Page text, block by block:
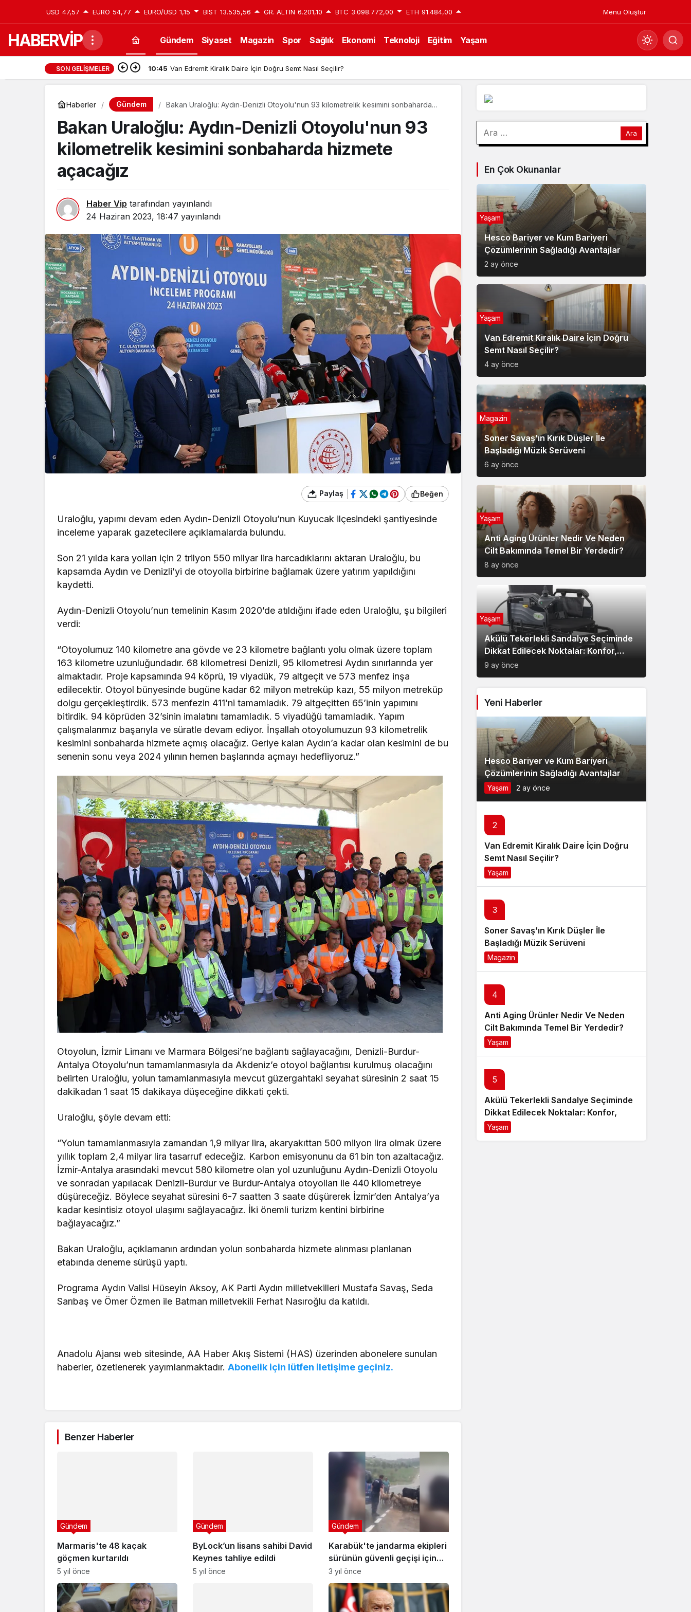
USD 47,57 EURO 54,77 EURO/USD 1,15 BIST 13.535,56 GR. ALTIN 6.201,10 BTC 3.098.772,00 ETH 91.484,00 Menü Oluştur
HABERVİP Gündem Siyaset Magazin Spor Sağlık Ekonomi Teknoloji Eğitim Yaşam
Mod
değiştir
Gece modunu seçin.
Sistem Modu
Sistem modunu seçin.
SON GELIŞMELER 10:45 Van Edremit Kiralık Daire İçin Doğru Semt Nasıl Seçilir?
Haberler Gündem
Bakan Uraloğlu: Aydın-Denizli Otoyolu'nun 93 kilometrelik kesimini sonbaharda
Bakan Uraloğlu: Aydın-Denizli Otoyolu'nun 93
kilometrelik kesimini sonbaharda hizmete
açacağız
Haber Vip tarafından yayınlandı
24 Haziran 2023, 18:47 yayınlandı
Paylaş Beğen
Uraloğlu, yapımı devam eden Aydın-Denizli Otoyolu’nun Kuyucak ilçesindeki şantiyesinde
inceleme yaparak gazetecilere açıklamalarda bulundu.
Son 21 yılda kara yolları için 2 trilyon 550 milyar lira harcadıklarını aktaran Uraloğlu, bu
kapsamda Aydın ve Denizli’yi de otoyolla birbirine bağlamak üzere yatırım yapıldığını
kaydetti.
Aydın-Denizli Otoyolu’nun temelinin Kasım 2020’de atıldığını ifade eden Uraloğlu, şu bilgileri
verdi:
“Otoyolumuz 140 kilometre ana gövde ve 23 kilometre bağlantı yolu olmak üzere toplam
163 kilometre uzunluğundadır. 68 kilometresi Denizli, 95 kilometresi Aydın sınırlarında yer
almaktadır. Proje kapsamında 94 köprü, 19 viyadük, 79 altgeçit ve 573 menfez inşa
edilecektir. Otoyol bünyesinde bugüne kadar 62 milyon metreküp kazı, 55 milyon metreküp
dolgu gerçekleştirdik. 573 menfezin 411’ni tamamladık. 79 altgeçitten 65’inin yapımını
bitirdik. 94 köprüden 32’sinin imalatını tamamladık. 5 viyadüğü tamamladık. Yapım
çalışmalarımız başarıyla ve süratle devam ediyor. İnşallah otoyolumuzun 93 kilometrelik
kesimini sonbaharda hizmete açmış olacağız. Geriye kalan Aydın’a kadar olan kesimini de bu
senenin sonu veya 2024 yılının hemen başlarında açmayı hedefliyoruz.”
Otoyolun, İzmir Limanı ve Marmara Bölgesi’ne bağlantı sağlayacağını, Denizli-Burdur-
Antalya Otoyolu’nun tamamlanmasıyla da Akdeniz’e otoyol bağlantısı kurulmuş olacağını
belirten Uraloğlu, yolun tamamlanmasıyla mevcut güzergahtaki seyahat süresinin 2 saat 15
dakikadan 1 saat 15 dakikaya düşeceğine dikkati çekti.
Uraloğlu, şöyle devam etti:
“Yolun tamamlanmasıyla zamandan 1,9 milyar lira, akaryakıttan 500 milyon lira olmak üzere
yıllık toplam 2,4 milyar lira tasarruf edeceğiz. Karbon emisyonunu da 61 bin ton azaltacağız.
İzmir-Antalya arasındaki mevcut 580 kilometre olan yol uzunluğunu Aydın-Denizli Otoyolu
ve sonradan yapılacak Denizli-Burdur ve Burdur-Antalya otoyolları ile 440 kilometreye
düşüreceğiz. Böylece seyahat süresini 6-7 saatten 3 saate düşürerek İzmir’den Antalya’ya
kadar kesintisiz otoyol ulaşımı sağlayacağız. İki önemli turizm kentini birbirine
bağlayacağız.”
Bakan Uraloğlu, açıklamanın ardından yolun sonbaharda hizmete alınması planlanan
etabında deneme sürüşü yaptı.
Programa Aydın Valisi Hüseyin Aksoy, AK Parti Aydın milletvekilleri Mustafa Savaş, Seda
Sarıbaş ve Ömer Özmen ile Batman milletvekili Ferhat Nasıroğlu da katıldı.
Anadolu Ajansı web sitesinde, AA Haber Akış Sistemi (HAS) üzerinden abonelere sunulan
haberler, özetlenerek yayımlanmaktadır.Abonelik için lütfen iletişime geçiniz.
Benzer Haberler
Karabük'te jandarma ekipleri
sürünün güvenli geçişi için
trafiği durdurdu
Gündem
3 yıl önce
En Çok Okunanlar
Hesco Bariyer ve Kum Bariyeri
Çözümlerinin Sağladığı Avantajlar
2 ay önce
Yaşam
Van Edremit Kiralık Daire İçin Doğru
Semt Nasıl Seçilir?
4 ay önce
Yaşam
Soner Savaş’ın Kırık Düşler İle
Başladığı Müzik Serüveni
6 ay önce
Magazin
Anti Aging Ürünler Nedir Ve Neden
Cilt Bakımında Temel Bir Yerdedir?
8 ay önce
Yaşam
Akülü Tekerlekli Sandalye Seçiminde
Dikkat Edilecek Noktalar: Konfor,
Güvenlik ve Doğru Model Tercihi
9 ay önce
Yaşam
Yeni Haberler
Hesco Bariyer ve Kum Bariyeri
Çözümlerinin Sağladığı Avantajlar
Yaşam 2 ay önce
2
Van Edremit Kiralık Daire İçin Doğru
Semt Nasıl Seçilir?
Yaşam
3
Soner Savaş’ın Kırık Düşler İle
Başladığı Müzik Serüveni
Magazin
4
Anti Aging Ürünler Nedir Ve Neden
Cilt Bakımında Temel Bir Yerdedir?
Yaşam
5
Akülü Tekerlekli Sandalye Seçiminde
Dikkat Edilecek Noktalar: Konfor,
Güvenlik ve Doğru Model Tercihi
Yaşam